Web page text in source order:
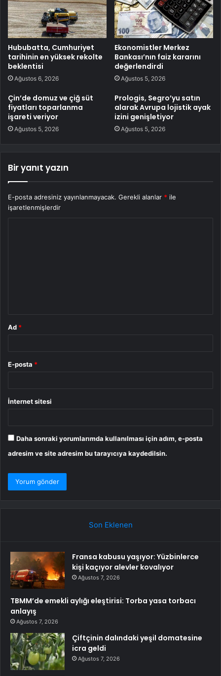
Hububatta, Cumhuriyet
tarihinin en yüksek rekolte
beklentisi
Ağustos 6, 2026
Ekonomistler Merkez
Bankası’nın faiz kararını
değerlendirdi
Ağustos 5, 2026
Çin’de domuz ve çiğ süt
fiyatları toparlanma
işareti veriyor
Ağustos 5, 2026
Prologis, Segro’yu satın
alarak Avrupa lojistik ayak
izini genişletiyor
Ağustos 5, 2026
Bir yanıt yazın
E-posta adresiniz yayınlanmayacak. Gerekli alanlar * ile
işaretlenmişlerdir
Ad *
E-posta *
İnternet sitesi
Daha sonraki yorumlarımda kullanılması için adım, e-posta
adresim ve site adresim bu tarayıcıya kaydedilsin.
Son Eklenen
Fransa kabusu yaşıyor: Yüzbinlerce
kişi kaçıyor alevler kovalıyor
Ağustos 7, 2026
TBMM’de emekli aylığı eleştirisi: Torba yasa torbacı
anlayış
Ağustos 7, 2026
Çiftçinin dalındaki yeşil domatesine
icra geldi
Ağustos 7, 2026